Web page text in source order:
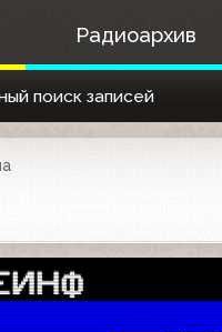
Радиоархив
поиск записей